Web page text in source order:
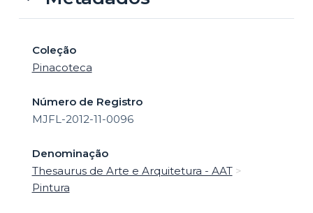
Coleção
Pinacoteca
Número de Registro
MJFL-2012-11-0096
Denominação
Thesaurus de Arte e Arquitetura - AAT>
Pintura